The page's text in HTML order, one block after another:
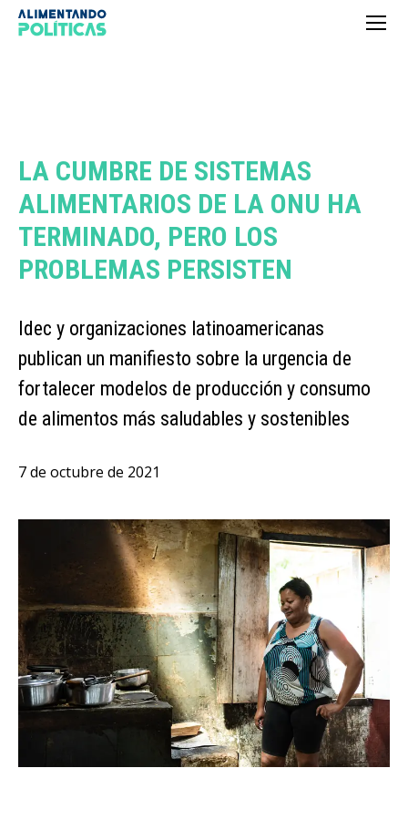
LA CUMBRE DE SISTEMAS
ALIMENTARIOS DE LA ONU HA
TERMINADO, PERO LOS
PROBLEMAS PERSISTEN
Idec y organizaciones latinoamericanas
publican un manifiesto sobre la urgencia de
fortalecer modelos de producción y consumo
de alimentos más saludables y sostenibles
7 de octubre de 2021